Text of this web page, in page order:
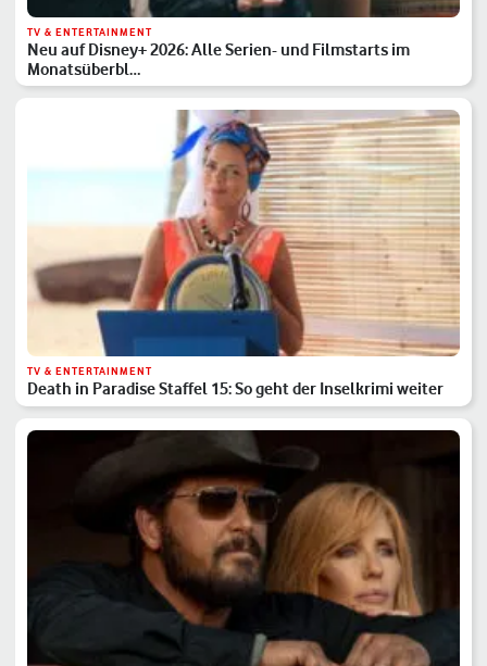
TV & ENTERTAINMENT
Neu auf Disney+ 2026: Alle Serien- und Filmstarts im
Monatsüberbl…
TV & ENTERTAINMENT
Death in Paradise Staffel 15: So geht der Inselkrimi weiter